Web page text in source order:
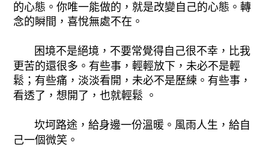
的心態。你唯一能做的，就是改變自己的心態。轉
念的瞬間，喜悅無處不在。
困境不是絕境，不要常覺得自己很不幸，比我
更苦的還很多。有些事，輕輕放下，未必不是輕
鬆；有些痛，淡淡看開，未必不是歷練。有些事，
看透了，想開了，也就輕鬆 。
坎坷路途，給身邊一份溫暖。風雨人生，給自
己一個微笑。